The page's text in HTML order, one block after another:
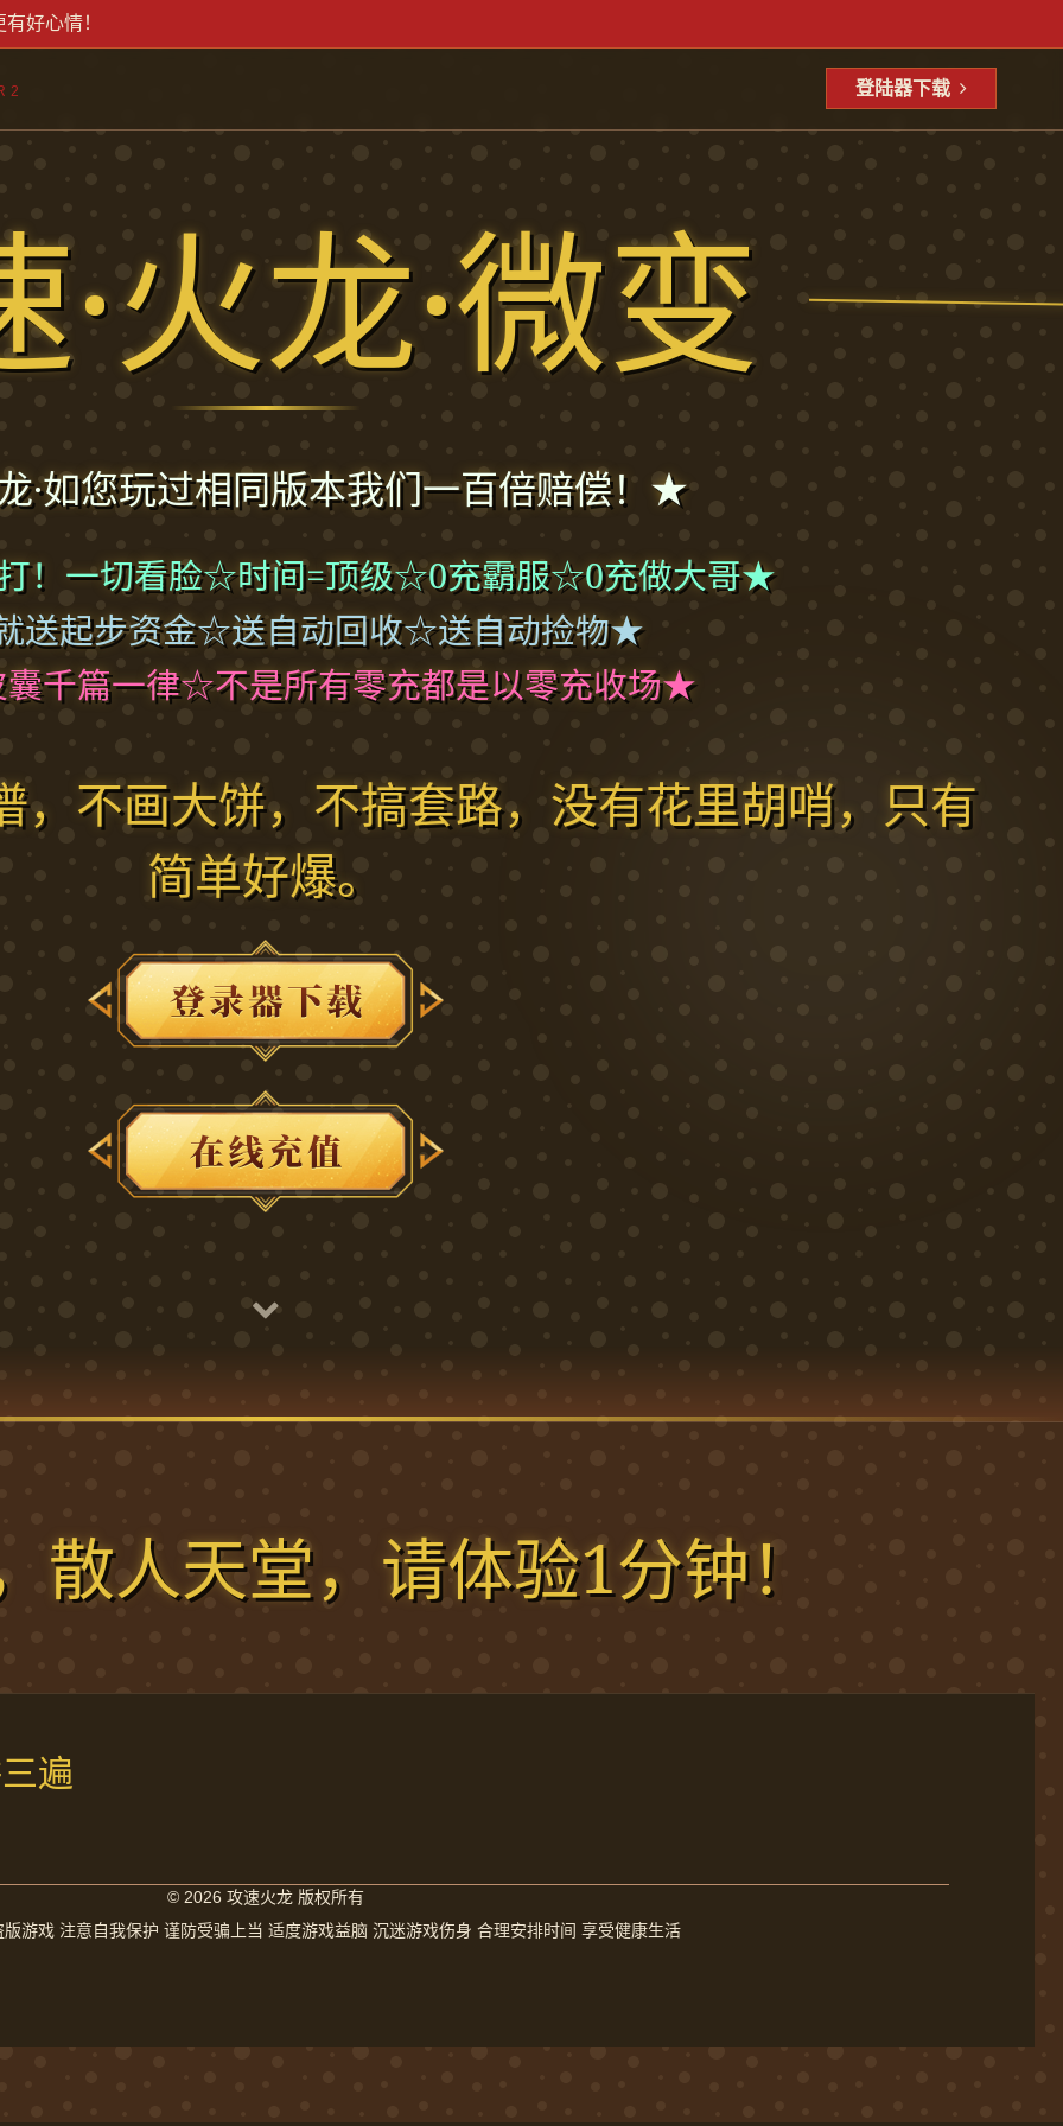
好心情！
登陆器下载
·火龙·微变
·如您玩过相同版本我们一百倍赔偿！★
！一切看脸☆时间=顶级☆0充霸服☆0充做大哥★
送起步资金☆送自动回收☆送自动捡物★
千篇一律☆不是所有零充都是以零充收场★
，不画大饼，不搞套路，没有花里胡哨，只有
简单好爆。
散人天堂，请体验1分钟！
遍
© 2026 攻速火龙 版权所有
游戏 注意自我保护 谨防受骗上当 适度游戏益脑 沉迷游戏伤身 合理安排时间 享受健康生活